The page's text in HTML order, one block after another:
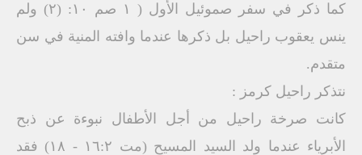
كما ذكر في سفر صموئيل الأول ( ١ صم ١٠: (٢) ولم
ينس يعقوب راحيل بل ذكرها عندما وافته المنية في سن
متقدم.
نتذكر راحيل كرمز :
كانت صرخة راحيل من أجل الأطفال نبوءة عن ذبح
الأبرياء عندما ولد السيد المسيح (مت ١٦:٢ - ۱۸) فقد